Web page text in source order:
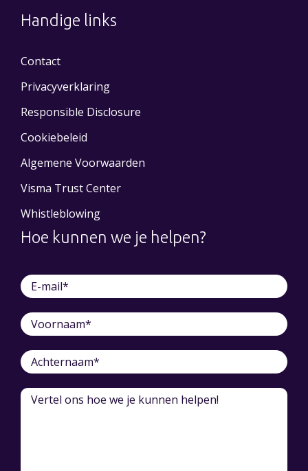
Handige links
Contact
Privacyverklaring
Responsible Disclosure
Cookiebeleid
Algemene Voorwaarden
Visma Trust Center
Whistleblowing
Hoe kunnen we je helpen?